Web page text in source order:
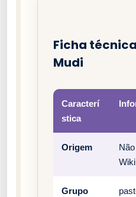
Ficha
Mudi
Caracterí
stica
Origem
Grupo